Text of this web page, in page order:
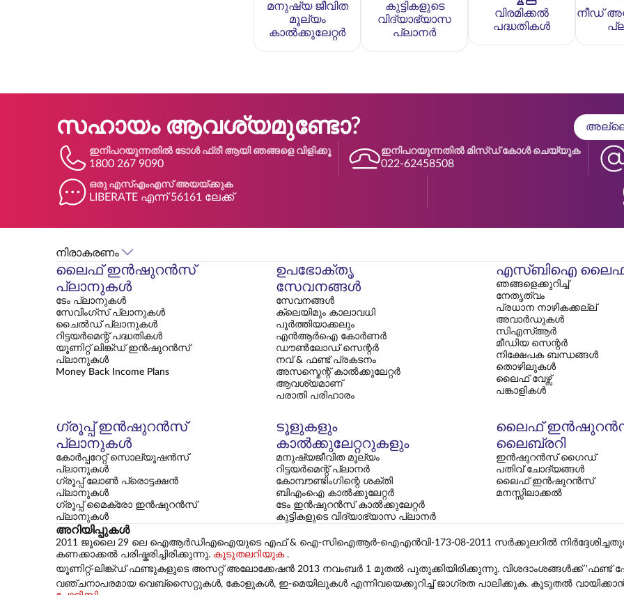
മനുഷ്യ ജീവിത
മൂല്യം
കാൽക്കുലേറ്റർ
കുട്ടികളുടെ
വിദ്യാഭ്യാസ
പ്ലാനർ
വിരമിക്കൽ
പദ്ധതികൾ
നീഡ്
സഹായം ആവശ്യമുണ്ടോ?
ഇനിപറയുന്നതിൽ ടോൾ ഫ്രീ ആയി ഞങ്ങളെ വിളിക്കൂ
1800 267 9090
ഇനിപറയുന്നതിൽ മിസ്ഡ് കോൾ ചെയ്യുക
022-62458508
ഒരു എസ്എംഎസ് അയയ്ക്കുക
LIBERATE എന്ന് 56161 ലേക്ക്
നിരാകരണം
ലൈഫ് ഇൻഷുറൻസ്
പ്ലാനുകൾ
ടേം പ്ലാനുകൾ
സേവിംഗ്സ് പ്ലാനുകൾ
ചൈൽഡ് പ്ലാനുകൾ
റിട്ടയർമെന്റ് പദ്ധതികൾ
യൂണിറ്റ് ലിങ്ക്ഡ് ഇൻഷുറൻസ്
പ്ലാനുകൾ
Money Back Income Plans
ഉപഭോക്തൃ
സേവനങ്ങൾ
സേവനങ്ങള്‍
ക്ലെയിമും കാലാവധി
പൂർത്തിയാക്കലും
എൻആർഐ കോർണർ
ഡൗൺലോഡ് സെന്റർ
നവ് & ഫണ്ട് പ്രകടനം
അസസ്മെന്റ് കാൽക്കുലേറ്റർ
ആവശ്യമാണ്
പരാതി പരിഹാരം
എസ്‌ബിഐ
ഞങ്ങളെക്കുറിച്ച്
നേതൃത്വം
പ്രധാന നാഴികക്കല്ല്
അവാർഡുകൾ
സി‌എസ്‌ആർ
മീഡിയ സെന്റർ
നിക്ഷേപക ബന്ധങ്ങൾ
തൊഴിലുകൾ
ലൈഫ് വേഴ്സ്
പങ്കാളികൾ
ഗ്രൂപ്പ് ഇൻഷുറൻസ്
പ്ലാനുകൾ
കോർപ്പറേറ്റ് സൊല്യൂഷൻസ്
പ്ലാനുകൾ
ഗ്രൂപ്പ് ലോൺ പ്രൊട്ടക്ഷൻ
പ്ലാനുകൾ
ഗ്രൂപ്പ് മൈക്രോ ഇൻഷുറൻസ്
പ്ലാനുകൾ
ടൂളുകളും
കാൽക്കുലേറ്ററുകളും
മനുഷ്യജീവിത മൂല്യം
റിട്ടയർമെന്റ് പ്ലാനർ
കോമ്പൗണ്ടിംഗിന്റെ ശക്തി
ബിഎംഐ കാൽക്കുലേറ്റർ
ടേം ഇൻഷുറൻസ് കാൽക്കുലേറ്റർ
കുട്ടികളുടെ വിദ്യാഭ്യാസ പ്ലാനർ
ലൈഫ്
ലൈബ്രറി
ഇൻഷുറൻസ് ഗൈഡ്
പതിവ് ചോദ്യങ്ങൾ
ലൈഫ് ഇൻഷുറൻസ്
മനസ്സിലാക്കൽ
അറിയിപ്പുകൾ
2011 ജൂലൈ 29 ലെ ഐആർഡിഎഐയുടെ എഫ് & ഐ-സിഐആർ-ഐഎൻവി-173-08-2011 സർക്കുലറിൽ
കണക്കാക്കൽ പരിഷ്കരിച്ചിരിക്കുന്നു. കൂടുതലറിയുക.
യൂണിറ്റ്-ലിങ്ക്ഡ് ഫണ്ടുകളുടെ അസറ്റ് അലോക്കേഷൻ 2013 നവംബർ 1 മുതൽ പുതുക്കിയിരിക്കുന്നു. വിശദാംശങ്ങൾക്ക് 'ഫണ്ട്
വഞ്ചനാപരമായ വെബ്‌സൈറ്റുകൾ, കോളുകൾ, ഇ-മെയിലുകൾ എന്നിവയെക്കുറിച്ച് ജാഗ്രത പാലിക്കുക. കൂടുതൽ